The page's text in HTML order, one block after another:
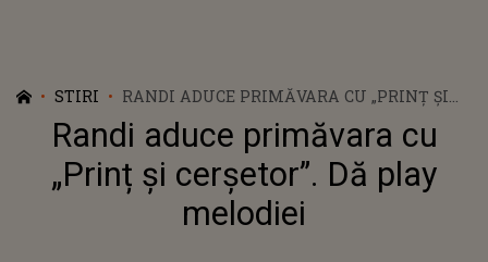
STIRI
RANDI ADUCE PRIMĂVARA CU „PRINȚ ȘI
CERȘETOR”. DĂ PLAY MELODIEI
Randi aduce primăvara cu
„Prinț și cerșetor”. Dă play
melodiei